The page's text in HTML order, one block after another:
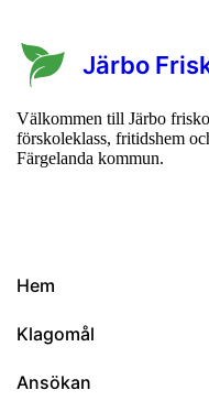
Järbo
Välkommen till Järbo
förskoleklass, fritidshem
Färgelanda kommun.
Hem
Klagomål
Ansökan